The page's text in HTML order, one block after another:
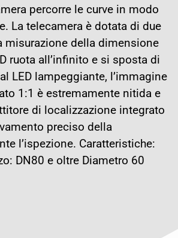
percorre le curve in modo
La telecamera è dotata di due
misurazione della dimensione
ruota all’infinito e si sposta di
LED lampeggiante, l’immagine
1:1 è estremamente nitida e
di localizzazione integrato
preciso della
l’ispezione. Caratteristiche:
DN80 e oltre Diametro 60